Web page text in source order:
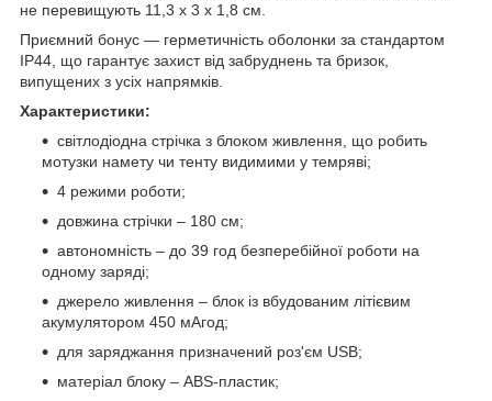
не перевищують 11,3 х 3 х 1,8 см.
Приємний бонус — герметичність оболонки за стандартом
IP44, що гарантує захист від забруднень та бризок,
випущених з усіх напрямків.
Характеристики:
світлодіодна стрічка з блоком живлення, що робить
мотузки намету чи тенту видимими у темряві;
4 режими роботи;
довжина стрічки – 180 см;
автономність – до 39 год безперебійної роботи на
одному заряді;
джерело живлення – блок із вбудованим літієвим
акумулятором 450 мАгод;
для заряджання призначений роз'єм USB;
матеріал блоку – ABS-пластик;